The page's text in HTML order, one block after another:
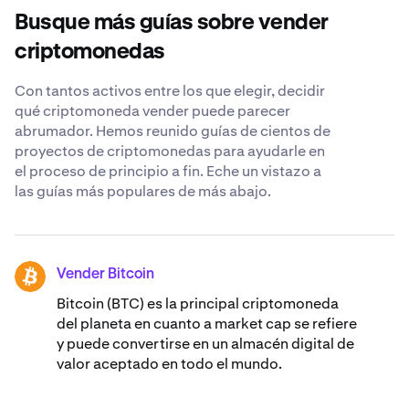
duda que tengas sobre la venta de MyNeighborAlice.
inversión e las posibles implicaciones fiscales. Puede
que le interese consultar a un asesor financiero y realizar
análisis exhaustivos antes de tomar cualquier decisión.
Busque más guías sobre vender
criptomonedas
Con tantos activos entre los que elegir, decidir
qué criptomoneda vender puede parecer
abrumador. Hemos reunido guías de cientos de
proyectos de criptomonedas para ayudarle en
el proceso de principio a fin. Eche un vistazo a
las guías más populares de más abajo.
BTC Vender Bitcoin
Bitcoin (BTC) es la principal criptomoneda
del planeta en cuanto a market cap se refiere
y puede convertirse en un almacén digital de
valor aceptado en todo el mundo.